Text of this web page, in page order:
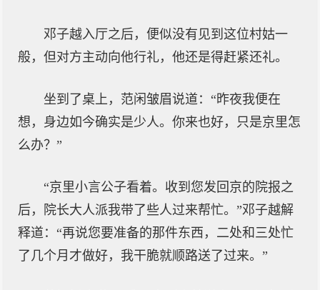
邓子越入厅之后，便似没有见到这位村姑一
般，但对方主动向他行礼，他还是得赶紧还礼。
坐到了桌上，范闲皱眉说道：“昨夜我便在
想，身边如今确实是少人。你来也好，只是京里怎
么办？”
“京里小言公子看着。收到您发回京的院报之
后，院长大人派我带了些人过来帮忙。”邓子越解
释道：“再说您要准备的那件东西，二处和三处忙
了几个月才做好，我干脆就顺路送了过来。”